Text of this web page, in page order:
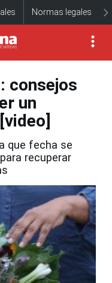
Normas legales
consejos
un
que fecha se
recuperar